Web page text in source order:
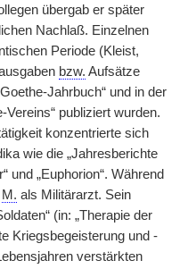
übergab er später
Nachlaß. Einzelnen
Periode (Kleist,
bzw. Aufsätze
Jahrbuch“ und in der
publiziert wurden.
konzentrierte sich
wie die „Jahresberichte
und „Euphorion“. Während
M. als Militärarzt. Sein
(in: „Therapie der
Kriegsbegeisterung und -
verstärkten